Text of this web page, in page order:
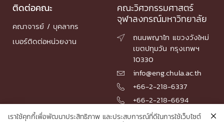
ติดต่อคณะ
คณาจารย์ / บุคลากร
เบอร์ติดต่อหน่วยงาน
คณะวิศวกรรมศาสตร์
จุฬาลงกรณ์มหาวิทยาลัย

ถนนพญาไท แขวงวังใหม่
เขตปทุมวัน กรุงเทพฯ
10330
 info@eng.chula.ac.th
 +66-2-218-6337
 +66-2-218-6694
เราใช้คุกกี้เพื่อพัฒนาประสิทธิภาพ และประสบการณ์ที่ดีในการใช้เว็บไซต์